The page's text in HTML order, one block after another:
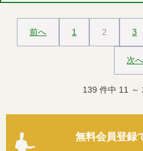
前へ 1 2 3
次へ
139 件中 11 ～
無料会員登録